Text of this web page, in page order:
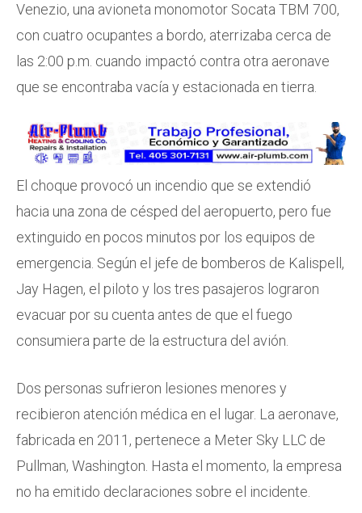
Venezio, una avioneta monomotor Socata TBM 700,
con cuatro ocupantes a bordo, aterrizaba cerca de
las 2:00 p.m. cuando impactó contra otra aeronave
que se encontraba vacía y estacionada en tierra.
El choque provocó un incendio que se extendió
hacia una zona de césped del aeropuerto, pero fue
extinguido en pocos minutos por los equipos de
emergencia. Según el jefe de bomberos de Kalispell,
Jay Hagen, el piloto y los tres pasajeros lograron
evacuar por su cuenta antes de que el fuego
consumiera parte de la estructura del avión.
Dos personas sufrieron lesiones menores y
recibieron atención médica en el lugar. La aeronave,
fabricada en 2011, pertenece a Meter Sky LLC de
Pullman, Washington. Hasta el momento, la empresa
no ha emitido declaraciones sobre el incidente.